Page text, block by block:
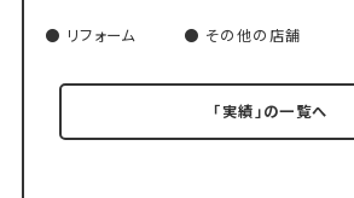
リフォーム その他の店舗
「実績」の一覧へ